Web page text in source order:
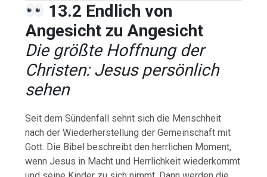
13.2 Endlich von
Angesicht zu Angesicht
Die größte Hoffnung der
Christen: Jesus persönlich
sehen
Seit dem Sündenfall sehnt sich die Menschheit
nach der Wiederherstellung der Gemeinschaft mit
Gott. Die Bibel beschreibt den herrlichen Moment,
wenn Jesus in Macht und Herrlichkeit wiederkommt